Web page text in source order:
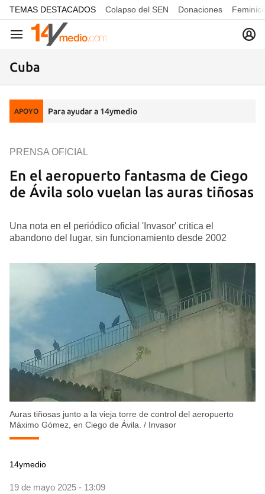
common.go-to-content
TEMAS DESTACADOS Colapso del SEN Donaciones
Navegación
Cuba
APOYO Para ayudar a 14ymedio
En el aeropuerto fantasma de Ciego
de Ávila solo vuelan las auras tiñosas
PRENSA OFICIAL
Una nota en el periódico oficial 'Invasor' critica el
abandono del lugar, sin funcionamiento desde 2002
Auras tiñosas junto a la vieja torre de control del aeropuerto
Máximo Gómez, en Ciego de Ávila. / Invasor
14ymedio
19 de mayo 2025 - 13:09